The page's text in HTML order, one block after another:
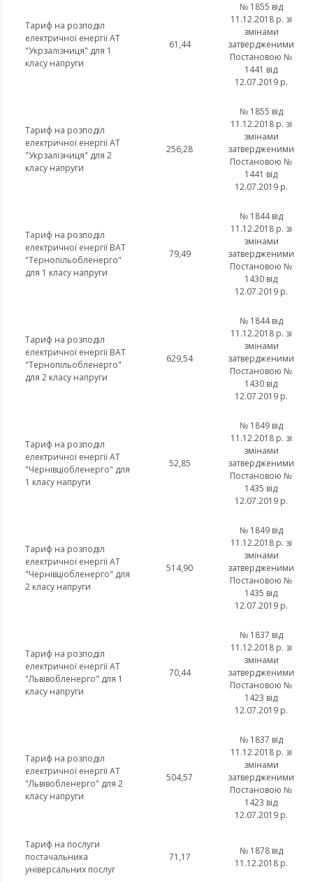
Тариф на розподіл
електричної енергії АТ
"Укрзалізниця" для 1
класу напруги
61,44
№ 1855 від
11.12.2018 р. зі
змінами
затвердженими
Постановою №
1441 від
12.07.2019 р.
Тариф на розподіл
електричної енергії АТ
"Укрзалізниця" для 2
класу напруги
256,28
№ 1855 від
11.12.2018 р. зі
змінами
затвердженими
Постановою №
1441 від
12.07.2019 р.
Тариф на розподіл
електричної енергії ВАТ
"Тернопільобленерго"
для 1 класу напруги
79,49
№ 1844 від
11.12.2018 р. зі
змінами
затвердженими
Постановою №
1430 від
12.07.2019 р.
Тариф на розподіл
електричної енергії ВАТ
"Тернопільобленерго"
для 2 класу напруги
629,54
№ 1844 від
11.12.2018 р. зі
змінами
затвердженими
Постановою №
1430 від
12.07.2019 р.
Тариф на розподіл
електричної енергії АТ
"Чернівціобленерго" для
1 класу напруги
52,85
№ 1849 від
11.12.2018 р. зі
змінами
затвердженими
Постановою №
1435 від
12.07.2019 р.
Тариф на розподіл
електричної енергії АТ
"Чернівціобленерго" для
2 класу напруги
514,90
№ 1849 від
11.12.2018 р. зі
змінами
затвердженими
Постановою №
1435 від
12.07.2019 р.
Тариф на розподіл
електричної енергії АТ
"Львівобленерго" для 1
класу напруги
70,44
№ 1837 від
11.12.2018 р. зі
змінами
затвердженими
Постановою №
1423 від
12.07.2019 р.
Тариф на розподіл
електричної енергії АТ
"Львівобленерго" для 2
класу напруги
504,57
№ 1837 від
11.12.2018 р. зі
змінами
затвердженими
Постановою №
1423 від
12.07.2019 р.
Тариф на послуги
постачальника
універсальних послуг
71,17
№ 1878 від
11.12.2018 р.